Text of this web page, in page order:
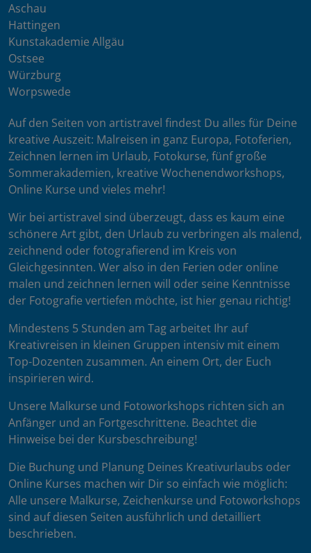
Aschau
Hattingen
Kunstakademie Allgäu
Ostsee
Würzburg
Worpswede
Auf den Seiten von artistravel findest Du alles für Deine
kreative Auszeit: Malreisen in ganz Europa, Fotoferien,
Zeichnen lernen im Urlaub, Fotokurse, fünf große
Sommerakademien, kreative Wochenendworkshops,
Online Kurse und vieles mehr!
Wir bei artistravel sind überzeugt, dass es kaum eine
schönere Art gibt, den Urlaub zu verbringen als malend,
zeichnend oder fotografierend im Kreis von
Gleichgesinnten. Wer also in den Ferien oder online
malen und zeichnen lernen will oder seine Kenntnisse
der Fotografie vertiefen möchte, ist hier genau richtig!
Mindestens 5 Stunden am Tag arbeitet Ihr auf
Kreativreisen in kleinen Gruppen intensiv mit einem
Top-Dozenten zusammen. An einem Ort, der Euch
inspirieren wird.
Unsere Malkurse und Fotoworkshops richten sich an
Anfänger und an Fortgeschrittene. Beachtet die
Hinweise bei der Kursbeschreibung!
Die Buchung und Planung Deines Kreativurlaubs oder
Online Kurses machen wir Dir so einfach wie möglich:
Alle unsere Malkurse, Zeichenkurse und Fotoworkshops
sind auf diesen Seiten ausführlich und detailliert
beschrieben.